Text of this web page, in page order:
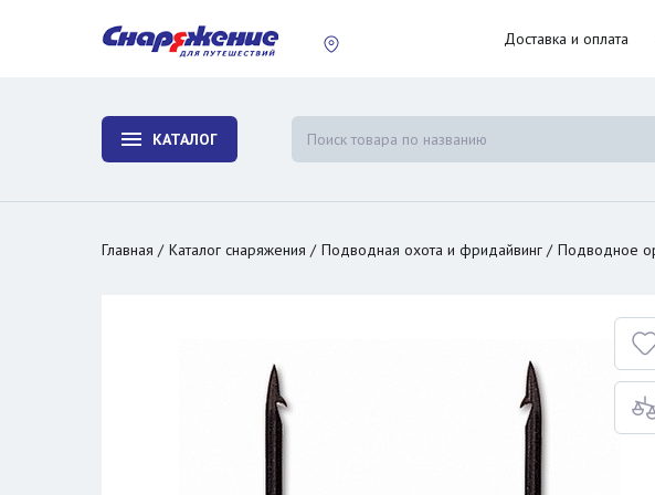
Доставка и оплата
КАТАЛОГ
Главная Каталог снаряжения Подводная охота и фридайвинг Подводное